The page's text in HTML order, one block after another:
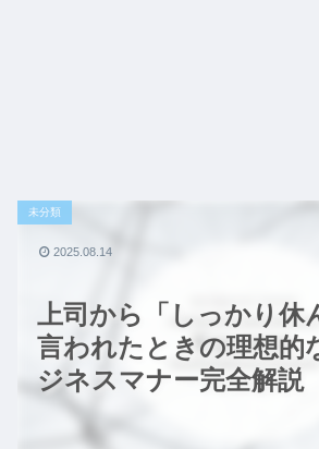
上司から「しっかり休
言われたときの理想的
ジネスマナー完全解説
未分類
2025.08.14